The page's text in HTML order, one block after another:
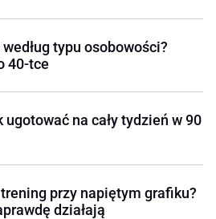
typu osobowości?
40-tce
na cały tydzień w 90
przy napiętym grafiku?
działają